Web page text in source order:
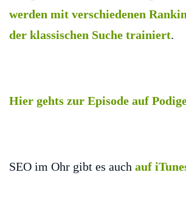
werden mit verschiedenen
der klassischen Suche trainiert.
Hier gehts zur Episode auf
SEO im Ohr gibt es auch auf